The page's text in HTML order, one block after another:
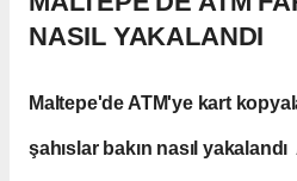
NASIL YAKALANDI
Maltepe'de ATM'ye kart
şahıslar bakın nasıl